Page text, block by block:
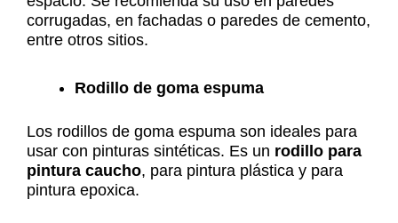
corrugadas, en fachadas o paredes de cemento,
entre otros sitios.
Rodillo de goma espuma
Los rodillos de goma espuma son ideales para
usar con pinturas sintéticas. Es un rodillo para
pintura caucho, para pintura plástica y para
pintura epoxica.